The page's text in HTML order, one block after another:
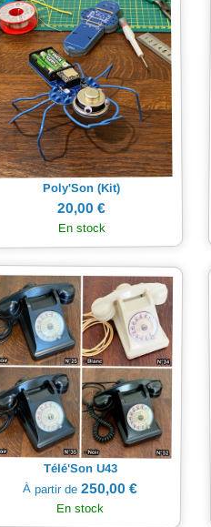
Poly'Son (Kit)
20,00 €
En stock
Télé'Son U43
À partir de250,00 €
En stock